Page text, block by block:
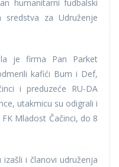
humanitarni fudbalski
za Udruženje
je firma Pan Parket
kafići Bum i Def,
i preduzeće RU-DA
utakmicu su odigrali i
Mladost Čačinci, do 8
i članovi udruženja